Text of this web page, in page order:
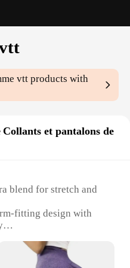
vtt products with
Collants et pantalons de
blend for stretch and
fitting design with
Breathable fabric